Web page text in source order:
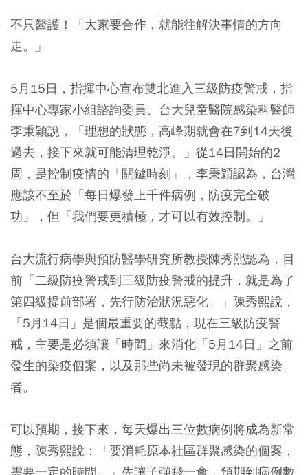
不只醫護！「大家要合作，就能往解決事情的方向
走。」
5月15日，指揮中心宣布雙北進入三級防疫警戒，指
揮中心專家小組諮詢委員、台大兒童醫院感染科醫師
李秉穎說，「理想的狀態，高峰期就會在7到14天後
過去，接下來就可能清理乾淨。」從14日開始的2
周，是控制疫情的「關鍵時刻」，李秉穎認為，台灣
應該不至於「每日爆發上千件病例，防疫完全破
功」，但「我們要更積極，才可以有效控制。」
台大流行病學與預防醫學研究所教授陳秀熙認為，目
前「二級防疫警戒到三級防疫警戒的提升，就是為了
第四級提前部署，先行防治狀況惡化。」陳秀熙說，
「5月14日」是個最重要的截點，現在三級防疫警
戒，主要是必須讓「時間」來消化「5月14日」之前
發生的染疫個案，以及那些尚未被發現的群聚感染
者。
可以預期，接下來，每天爆出三位數病例將成為新常
態，陳秀熙說：「要消耗原本社區群聚感染的個案，